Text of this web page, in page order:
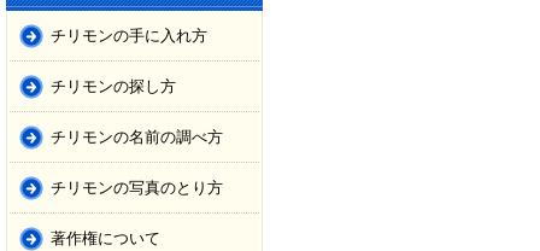
チリモンの手に入れ方
チリモンの探し方
チリモンの名前の調べ方
チリモンの写真のとり方
著作権について